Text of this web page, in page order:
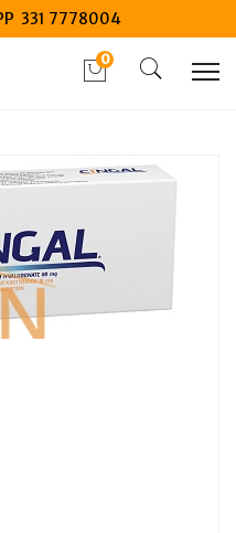
331 7778004
0